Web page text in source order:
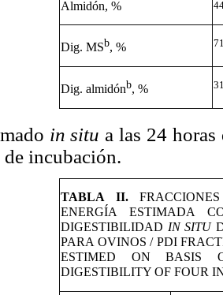
Almidón, %
Dig. MSb, %
Dig. almidónb, %
in situ a las 24
de incubación.
TABLA II.
ENERGÍA ESTIMADA
DIGESTIBILIDAD IN SITU
PARA OVINOS / PDI
ESTIMED ON BASIS
DIGESTIBILITY OF FOUR